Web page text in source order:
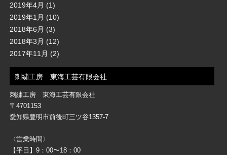
2019年4月 (1)
2019年1月 (10)
2018年6月 (3)
2018年3月 (12)
2017年11月 (2)
刺繍工房 東海工芸有限会社
刺繍工房 東海工芸有限会社
〒4701153
愛知県豊明市前後町三ツ谷1357-7
〈営業時間〉
【平日】9：00〜18：00